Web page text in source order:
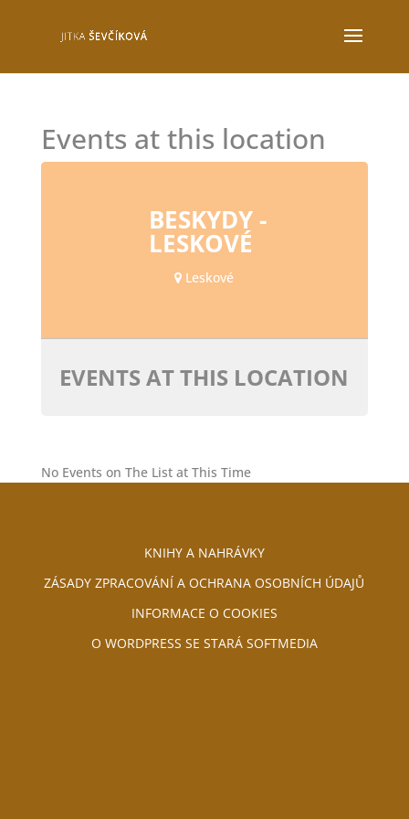
Events at this location
BESKYDY -
LESKOVÉ
Leskové
EVENTS AT THIS LOCATION
No Events on The List at This Time
KNIHY A NAHRÁVKY
ZÁSADY ZPRACOVÁNÍ A OCHRANA OSOBNÍCH ÚDAJŮ
INFORMACE O COOKIES
O WORDPRESS SE STARÁ SOFTMEDIA